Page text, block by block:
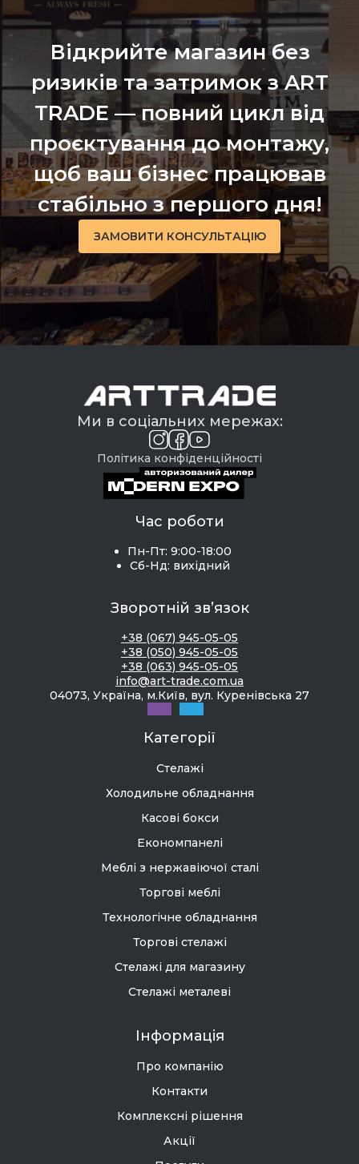
Відкрийте магазин без
ризиків та затримок з ART
TRADE — повний цикл від
проєктування до монтажу,
щоб ваш бізнес працював
стабільно з першого дня!
ЗАМОВИТИ КОНСУЛЬТАЦІЮ
Ми в соціальних мережах:
Політика конфіденційності
Час роботи
Пн-Пт: 9:00-18:00
Сб-Нд: вихідний
Зворотній зв’язок
+38 (067) 945-05-05
+38 (050) 945-05-05
+38 (063) 945-05-05
info@art-trade.com.ua
04073, Україна, м.Київ, вул. Куренівська 27
Категорії
Стелажі
Холодильне обладнання
Касові бокси
Економпанелі
Меблі з нержавіючої сталі
Торгові меблі
Технологічне обладнання
Торгові стелажі
Стелажі для магазину
Стелажі металеві
Інформація
Про компанію
Контакти
Комплексні рішення
Акції